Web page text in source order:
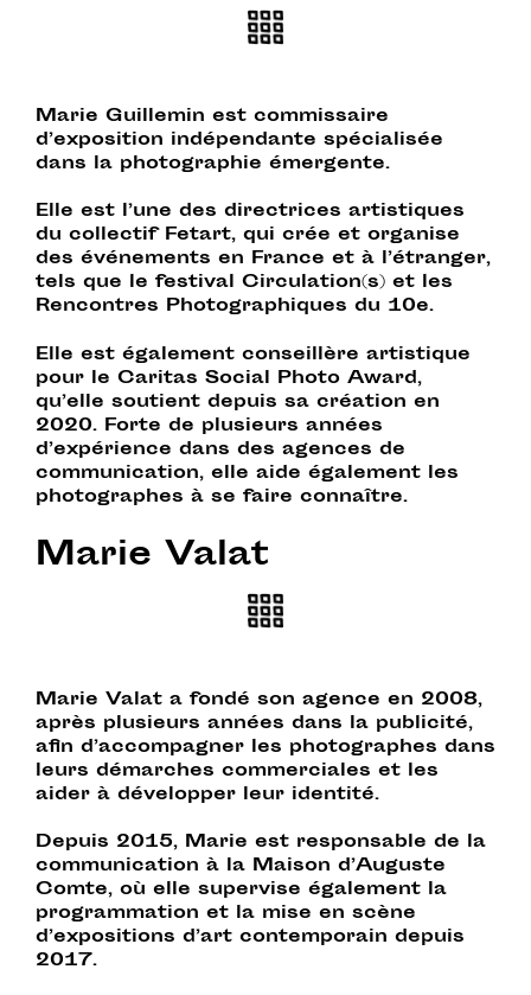
Marie Guillemin est commissaire
d’exposition indépendante spécialisée
dans la photographie émergente.
Elle est l’une des directrices artistiques
du collectif Fetart, qui crée et organise
des événements en France et à l’étranger,
tels que le festival Circulation(s) et les
Rencontres Photographiques du 10e.
Elle est également conseillère artistique
pour le Caritas Social Photo Award,
qu’elle soutient depuis sa création en
2020. Forte de plusieurs années
d’expérience dans des agences de
communication, elle aide également les
photographes à se faire connaître.
Marie Valat
Marie Valat a fondé son agence en 2008,
après plusieurs années dans la publicité,
afin d’accompagner les photographes dans
leurs démarches commerciales et les
aider à développer leur identité.
Depuis 2015, Marie est responsable de la
communication à la Maison d’Auguste
Comte, où elle supervise également la
programmation et la mise en scène
d’expositions d’art contemporain depuis
2017.